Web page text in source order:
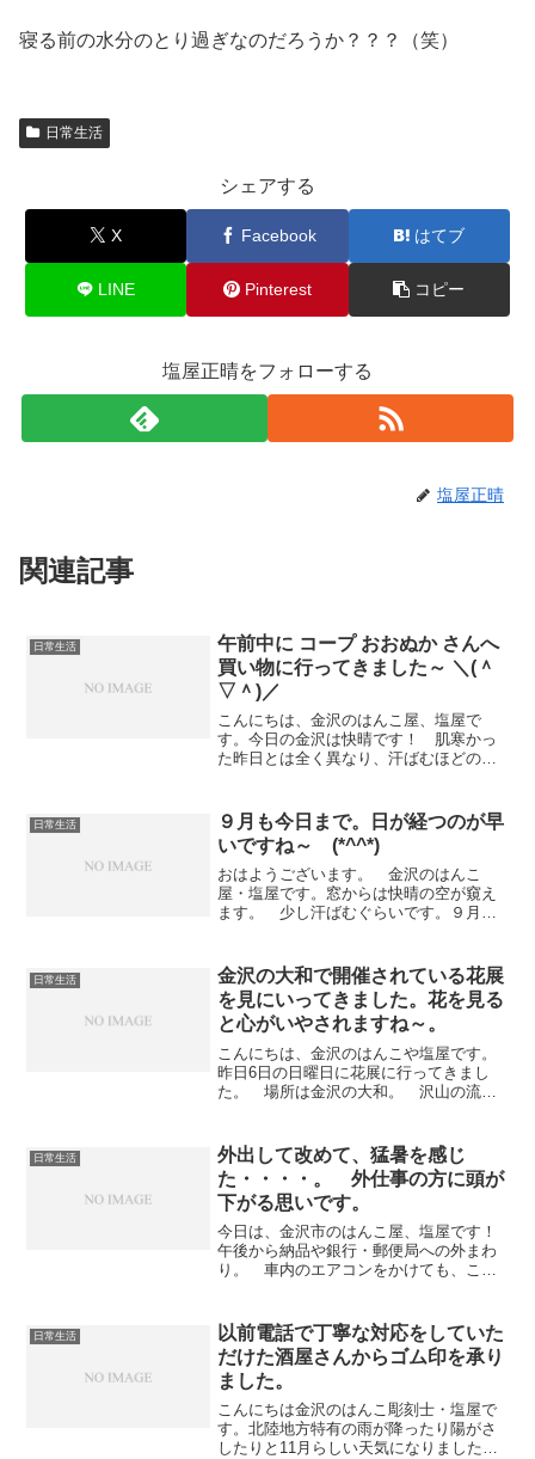
寝る前の水分のとり過ぎなのだろうか？？？（笑）
日常生活
シェアする
X Facebook はてブ
LINE Pinterest コピー
塩屋正晴をフォローする
塩屋正晴
関連記事
日常生活
午前中に コープ おおぬか さんへ
買い物に行ってきました～ ＼(＾
▽＾)／
こんにちは、金沢のはんこ屋、塩屋で
す。今日の金沢は快晴です！ 肌寒かっ
た昨日とは全く異なり、汗ばむほどの暑
のせいかも・・・（汗）」さて、先日も
お伝えした通り5月15日に...
日常生活
９月も今日まで。日が経つのが早
いですね～ (*^^*)
おはようございます。 金沢のはんこ
屋・塩屋です。窓からは快晴の空が窺え
ます。 少し汗ばむぐらいです。９月も
す・・・）１０月の初旬は県の要請で小
学校にハンコの指導に行くことになり...
日常生活
金沢の大和で開催されている花展
を見にいってきました。花を見る
と心がいやされますね～。
こんにちは、金沢のはんこや塩屋です。
昨日6日の日曜日に花展に行ってきまし
た。 場所は金沢の大和。 沢山の流派
止まって見入ってしまう素敵な作品ばか
りです。聞いた事もない流...
日常生活
外出して改めて、猛暑を感じ
た・・・・。 外仕事の方に頭が
下がる思いです。
今日は、金沢市のはんこ屋、塩屋です！
午後から納品や銀行・郵便局への外まわ
り。 車内のエアコンをかけても、この
歩いている人は、みんな 「暑い～」
と いうような顔をしている...
日常生活
以前電話で丁寧な対応をしていた
だけた酒屋さんからゴム印を承り
ました。
こんにちは金沢のはんこ彫刻士・塩屋で
す。北陸地方特有の雨が降ったり陽がさ
したりと11月らしい天気になりました。